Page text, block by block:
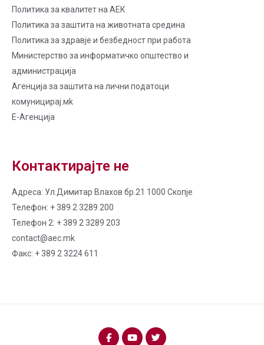
Политика за квалитет на AЕК
Политика за заштита на животната средина
Политика за здравје и безбедност при работа
Министерство за информатичко општество и
администрација
Агенција за заштита на лични податоци
комуницирај.мk
Е-Агенција
Контактирајте не
Адреса: Ул.Димитар Влахов бр.21 1000 Скопје
Телефон: + 389 2 3289 200
Телефон 2: + 389 2 3289 203
contact@aec.mk
Факс: + 389 2 3224 611